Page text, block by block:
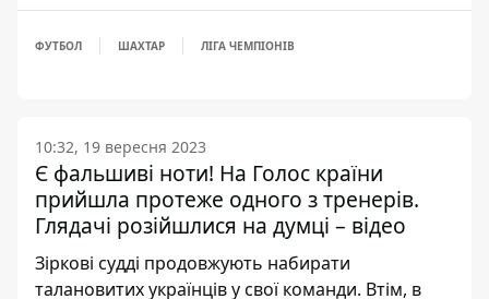
ФУТБОЛ ШАХТАР ЛІГА ЧЕМПІОНІВ
10:32, 19 вересня 2023
Є фальшиві ноти! На Голос країни
прийшла протеже одного з тренерів.
Глядачі розійшлися на думці – відео
Зіркові судді продовжують набирати
талановитих українців у свої команди. Втім, в